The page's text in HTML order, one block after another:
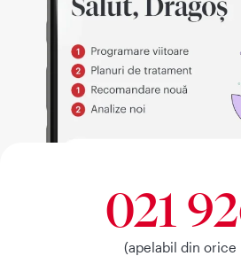
021
(apelabil din orice